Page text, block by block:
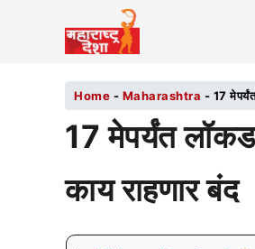
Home - Maharashtra - 17
17 मेपर्यंत
काय राहणार बंद